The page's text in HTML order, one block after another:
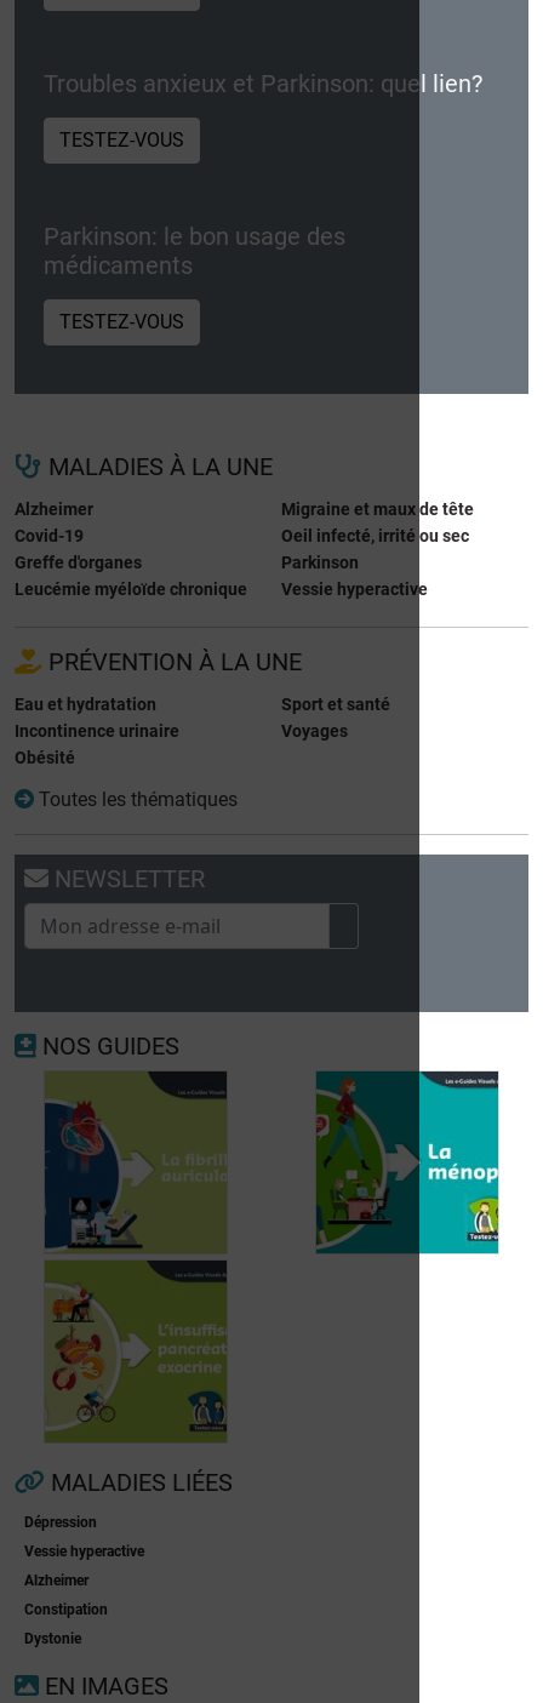
Troubles anxieux et Parkinson: quel lien?
TESTEZ-VOUS
Parkinson: le bon usage des
médicaments
TESTEZ-VOUS
MALADIES À LA UNE
Alzheimer
Covid-19
Greffe d'organes
Leucémie myéloïde chronique
Migraine et maux de tête
Oeil infecté, irrité ou sec
Parkinson
Vessie hyperactive
PRÉVENTION À LA UNE
Eau et hydratation
Incontinence urinaire
Obésité
Sport et santé
Voyages
Toutes les thématiques
NEWSLETTER
NOS GUIDES
Fibrillation
auriculaire
Insuffisance
pancréatique
MALADIES LIÉES
Dépression
Vessie hyperactive
Alzheimer
Constipation
Dystonie
EN IMAGES